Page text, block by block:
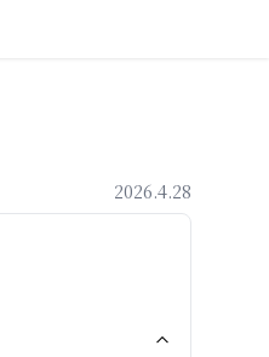
2026.4.28